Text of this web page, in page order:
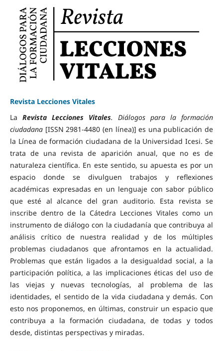
Revista Lecciones Vitales
La Revista Lecciones Vitales. Diálogos para la formación
ciudadana[ISSN 2981-4480 (en línea)] es una publicación de
la Línea de formación ciudadana de la Universidad Icesi. Se
trata de una revista de aparición anual, que no es de
naturaleza científica. En este sentido, su apuesta es por un
espacio donde se divulguen trabajos y reflexiones
académicas expresadas en un lenguaje con sabor público
que esté al alcance del gran auditorio. Esta revista se
inscribe dentro de la Cátedra Lecciones Vitales como un
instrumento de diálogo con la ciudadanía que contribuya al
análisis crítico de nuestra realidad y de los múltiples
problemas ciudadanos que afrontamos en la actualidad.
Problemas que están ligados a la desigualdad social, a la
participación política, a las implicaciones éticas del uso de
las viejas y nuevas tecnologías, al problema de las
identidades, el sentido de la vida ciudadana y demás. Con
esto nos proponemos, en últimas, construir un espacio que
contribuya a la formación ciudadana, de todas y todos
desde, distintas perspectivas y miradas.